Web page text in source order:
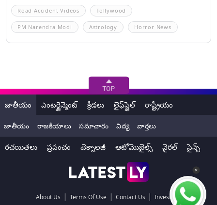
Road Accident Videos Tollywood
PM Narendra Modi Astrology Horror News
జాతీయం ఎంటర్టైన్మెంట్ క్రీడలు లైఫ్‌స్టైల్ రాష్ట్రీయం
జాతీయం రాజకీయాలు సమాచారం విద్య వార్తలు
రచయితలు ప్రపంచం టెక్నాలజీ ఆటోమొబైల్స్ వైరల్ సైన్స్
About Us | Terms Of Use | Contact Us | Investors